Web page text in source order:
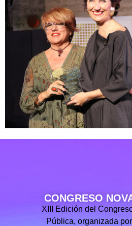
CONGRESO
XIII Edición del
Pública, organizada